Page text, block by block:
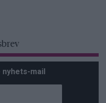
nyhets-mail